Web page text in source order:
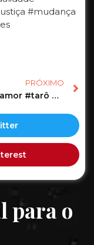
#mudança
PRÓXIMO
#tarot #amor #tarô #tarotafetivo #horoscopo #tarotcoletivo #taro #tarotreading #tarotsignos #shorts
para o